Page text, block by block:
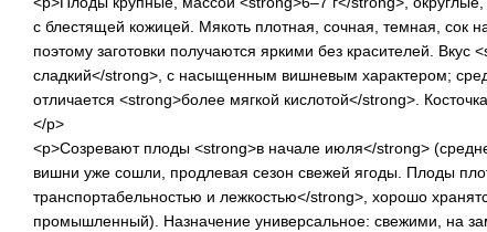
с блестящей кожицей. Мякоть плотная, сочная, темная, сок
поэтому заготовки получаются яркими без красителей. Вкус
сладкий</strong>, с насыщенным вишневым характером;
отличается <strong>более мягкой кислотой</strong>.
</p>
<p>Созревают плоды <strong>в начале июля</strong>
вишни уже сошли, продлевая сезон свежей ягоды. Плоды
транспортабельностью и лежкостью</strong>, хорошо
промышленный). Назначение универсальное: свежими, на